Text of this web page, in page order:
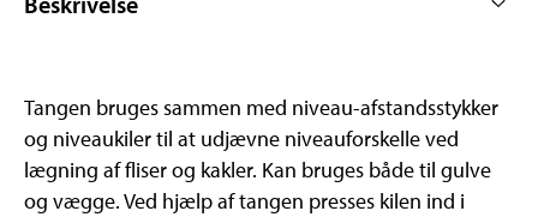
Tangen bruges sammen med niveau-afstandsstykker
og niveaukiler til at udjævne niveauforskelle ved
lægning af fliser og kakler. Kan bruges både til gulve
og vægge. Ved hjælp af tangen presses kilen ind i